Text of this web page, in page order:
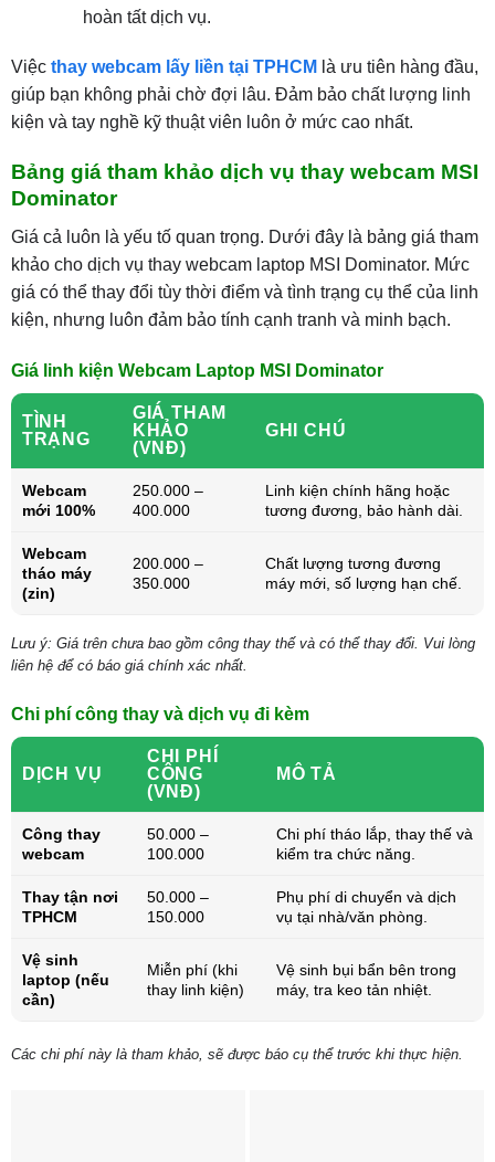
hoàn tất dịch vụ.
Việc thay webcam lấy liền tại TPHCM là ưu tiên hàng đầu,
giúp bạn không phải chờ đợi lâu. Đảm bảo chất lượng linh
kiện và tay nghề kỹ thuật viên luôn ở mức cao nhất.
Bảng giá tham khảo dịch vụ thay webcam MSI
Dominator
Giá cả luôn là yếu tố quan trọng. Dưới đây là bảng giá tham
khảo cho dịch vụ thay webcam laptop MSI Dominator. Mức
giá có thể thay đổi tùy thời điểm và tình trạng cụ thể của linh
kiện, nhưng luôn đảm bảo tính cạnh tranh và minh bạch.
Giá linh kiện Webcam Laptop MSI Dominator
TÌNH
TRẠNG
GIÁ THAM
KHẢO
(VNĐ)
GHI CHÚ
Webcam
mới 100%
250.000 –
400.000
Linh kiện chính hãng hoặc
tương đương, bảo hành dài.
Webcam
tháo máy
(zin)
200.000 –
350.000
Chất lượng tương đương
máy mới, số lượng hạn chế.
Lưu ý: Giá trên chưa bao gồm công thay thế và có thể thay đổi. Vui lòng
liên hệ để có báo giá chính xác nhất.
Chi phí công thay và dịch vụ đi kèm
DỊCH VỤ
CHI PHÍ
CÔNG
(VNĐ)
MÔ TẢ
Công thay
webcam
50.000 –
100.000
Chi phí tháo lắp, thay thế và
kiểm tra chức năng.
Thay tận nơi
TPHCM
50.000 –
150.000
Phụ phí di chuyển và dịch
vụ tại nhà/văn phòng.
Vệ sinh
laptop (nếu
cần)
Miễn phí (khi
thay linh kiện)
Vệ sinh bụi bẩn bên trong
máy, tra keo tản nhiệt.
Các chi phí này là tham khảo, sẽ được báo cụ thể trước khi thực hiện.